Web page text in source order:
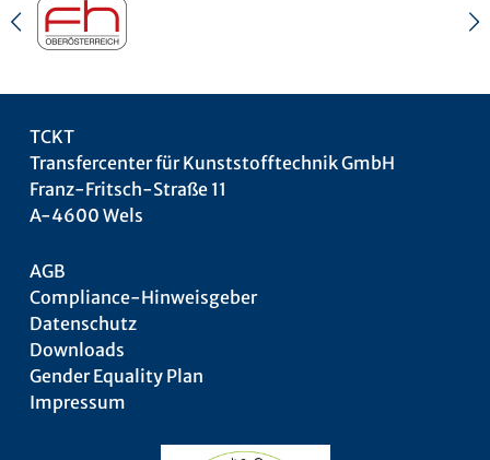
TCKT
Transfercenter für Kunststofftechnik GmbH
Franz-Fritsch-Straße 11
A-4600 Wels
AGB
Compliance-Hinweisgeber
Datenschutz
Downloads
Gender Equality Plan
Impressum